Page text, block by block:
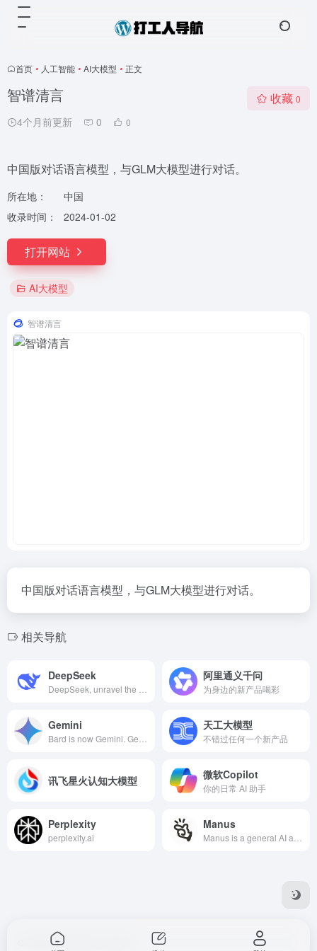
首页 • 人工智能 • AI大模型 • 正文
智谱清言
4个月前更新 0 0
收藏 0
中国版对话语言模型，与GLM大模型进行对话。
所在地：
中国
收录时间：
2024-01-02
打开网站
AI大模型
智谱清言
中国版对话语言模型，与GLM大模型进行对话。
相关导航
DeepSeek 阿里通义千问
为身边的新产品喝彩
‎Gemini 天工大模型
不错过任何一个新产品
讯飞星火认知大模型 微软Copilot
你的日常 AI 助手
Perplexity
perplexity.ai
Manus
Copyright © 2026